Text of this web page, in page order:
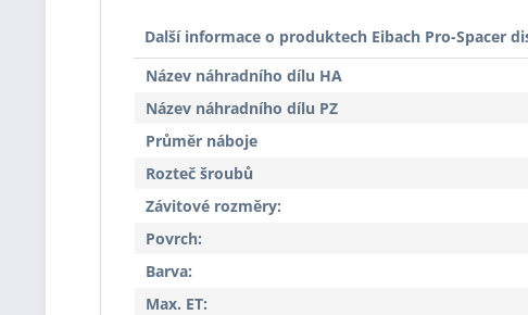
Další informace o produktech Eibach Pro-Spacer
Název náhradního dílu HA
Název náhradního dílu PZ
Průměr náboje
Rozteč šroubů
Závitové rozměry:
Povrch:
Barva:
Max. ET: